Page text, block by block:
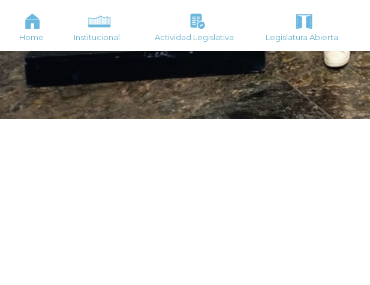
Home Institucional Actividad Legislativa Legislatura Abierta